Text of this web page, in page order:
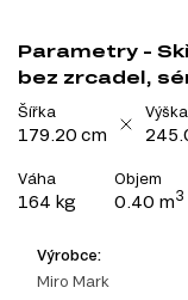
Parametry -
bez zrcadel,
Šířka
179.20 cm
Výška
Váha
164 kg
Objem
0.40 m3
Výrobce:
Miro Mark